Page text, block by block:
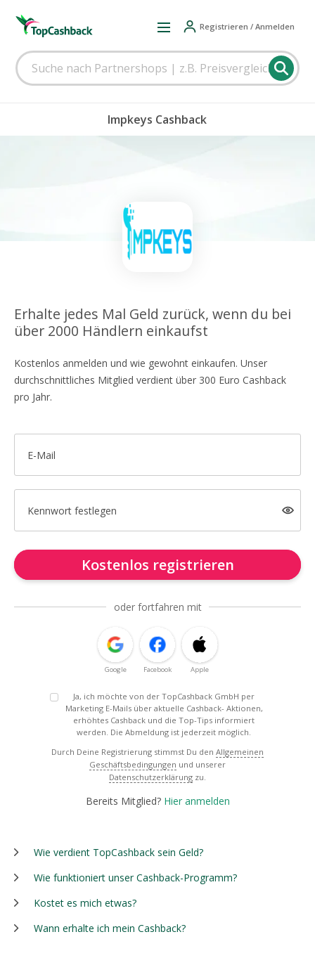
Registrieren / Anmelden
Impkeys Cashback
Erhalte jedes Mal Geld zurück, wenn du bei
über 2000 Händlern einkaufst
Kostenlos anmelden und wie gewohnt einkaufen. Unser
durchschnittliches Mitglied verdient über 300 Euro Cashback
pro Jahr.
E-Mail
Kennwort festlegen
Kostenlos registrieren
oder fortfahren mit
Google Facebook Apple
Ja, ich möchte von der TopCashback GmbH per
Marketing E-Mails über aktuelle Cashback- Aktionen,
erhöhtes Cashback und die Top-Tips informiert
werden. Die Abmeldung ist jederzeit möglich.
Durch Deine Registrierung stimmst Du den Allgemeinen
Geschäftsbedingungen und unserer
Datenschutzerklärung zu.
Bereits Mitglied? Hier anmelden
Wie verdient TopCashback sein Geld?
Wie funktioniert unser Cashback-Programm?
Kostet es mich etwas?
Wann erhalte ich mein Cashback?